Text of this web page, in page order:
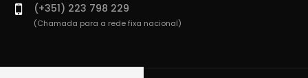
(+351) 223 798 229
(Chamada para a rede fixa nacional)